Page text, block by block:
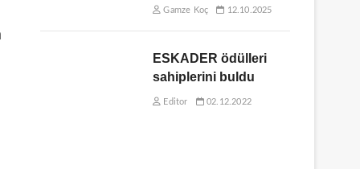
Gamze Koç 12.10.2025
ESKADER ödülleri
sahiplerini buldu
Editor 02.12.2022